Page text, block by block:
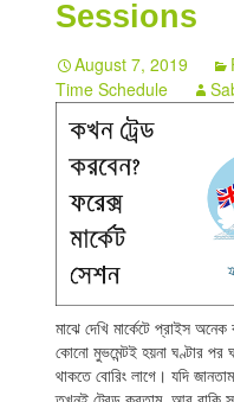
Sessions
August 7, 2019
Time Schedule
মাঝে দেখি মার্কেটে প্রাইস
কোনো মুভমেন্টই হয়না ঘণ্টার পর
থাকতে বোরিং লাগে। যদি